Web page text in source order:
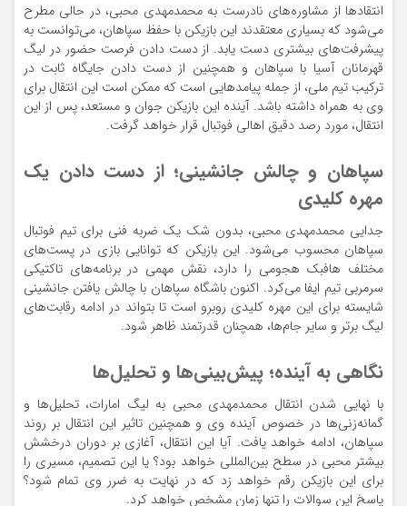
انتقادها از مشاوره‌های نادرست به محمدمهدی محبی، در حالی مطرح
می‌شود که بسیاری معتقدند این بازیکن با حفظ سپاهان، می‌توانست به
پیشرفت‌های بیشتری دست یابد. از دست دادن فرصت حضور در لیگ
قهرمانان آسیا با سپاهان و همچنین از دست دادن جایگاه ثابت در
ترکیب تیم ملی، از جمله پیامدهایی است که ممکن است این انتقال برای
وی به همراه داشته باشد. آینده این بازیکن جوان و مستعد، پس از این
انتقال، مورد رصد دقیق اهالی فوتبال قرار خواهد گرفت.
سپاهان و چالش جانشینی؛ از دست دادن یک
مهره کلیدی
جدایی محمدمهدی محبی، بدون شک یک ضربه فنی برای تیم فوتبال
سپاهان محسوب می‌شود. این بازیکن که توانایی بازی در پست‌های
مختلف هافبک هجومی را دارد، نقش مهمی در برنامه‌های تاکتیکی
سرمربی تیم ایفا می‌کرد. اکنون باشگاه سپاهان با چالش یافتن جانشینی
شایسته برای این مهره کلیدی روبرو است تا بتواند در ادامه رقابت‌های
لیگ برتر و سایر جام‌ها، همچنان قدرتمند ظاهر شود.
نگاهی به آینده؛ پیش‌بینی‌ها و تحلیل‌ها
با نهایی شدن انتقال محمدمهدی محبی به لیگ امارات، تحلیل‌ها و
گمانه‌زنی‌ها در خصوص آینده وی و همچنین تاثیر این انتقال بر روند
سپاهان، ادامه خواهد یافت. آیا این انتقال، آغازی بر دوران درخشش
بیشتر محبی در سطح بین‌المللی خواهد بود؟ یا این تصمیم، مسیری را
برای این بازیکن رقم خواهد زد که در نهایت به ضرر وی تمام شود؟
پاسخ این سوالات را تنها زمان مشخص خواهد کرد.